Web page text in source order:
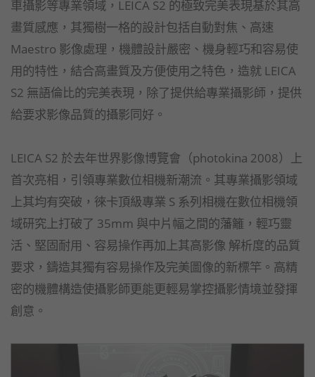
車攝影等專業領域，LEICA S2 的極致完美表現基於其高
畫質感應，其獨樹一格的設計包括自動對焦、高速
Maestro 影像處理，機體設計嚴密、機身輕巧和容易使
用的特性，結合高畫質及方便使用之特色，造就 LEICA
S2 無語倫比的完美表現，除了提供給專業攝影師，提供
給要求影像品質的攝影同好。
LEICA S2 於去年世界影像博覽會（photokina 2008）上
首次亮相，引領專業數位相機新潮流。其專業攝影領域
上其均有突破，徠卡頂級專業 S 系列相機在數位相機領
域研究上打破了 35mm 與中片幅之間的藩籬，輕巧靈
活、堅固耐用、容易操作再加上其高影像 解析度的品質
要求，鑄造其獨有容易操作及完美圖像的新標竿。高精
密的機體構造使攝影師更能更輕易掌控攝影情境並發揮
創意。